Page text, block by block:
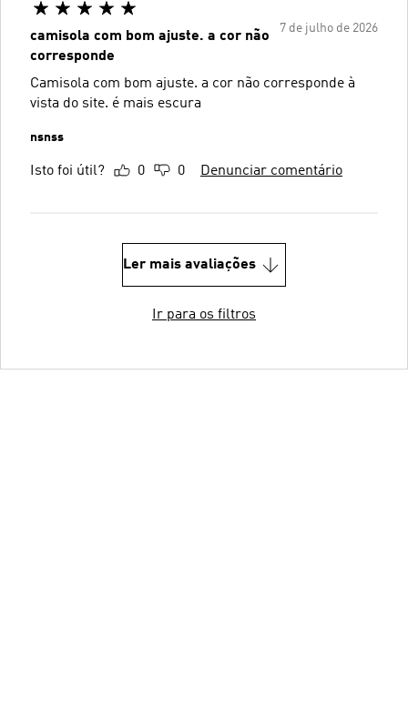
7 de julho de 2026
camisola com bom ajuste. a cor não
corresponde
Camisola com bom ajuste. a cor não corresponde à
vista do site. é mais escura
nsnss
Isto foi útil? 0 0 Denunciar comentário
Ler mais avaliações
Ir para os filtros